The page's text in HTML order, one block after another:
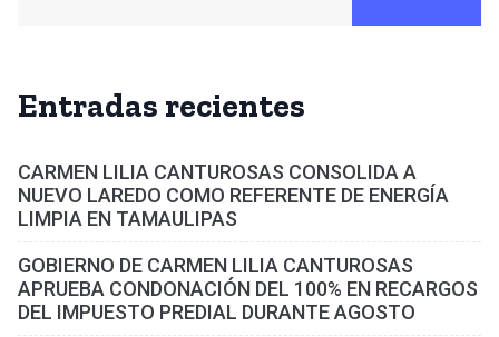
Entradas recientes
CARMEN LILIA CANTUROSAS CONSOLIDA A
NUEVO LAREDO COMO REFERENTE DE ENERGÍA
LIMPIA EN TAMAULIPAS
GOBIERNO DE CARMEN LILIA CANTUROSAS
APRUEBA CONDONACIÓN DEL 100% EN RECARGOS
DEL IMPUESTO PREDIAL DURANTE AGOSTO